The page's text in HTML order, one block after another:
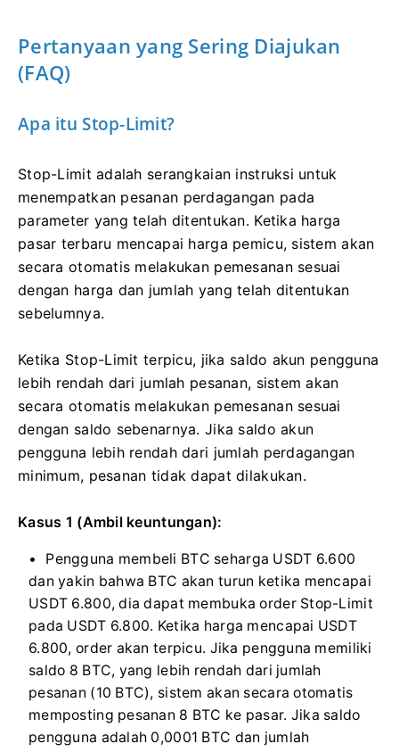
Pertanyaan yang Sering Diajukan
(FAQ)
Apa itu Stop-Limit?
Stop-Limit adalah serangkaian instruksi untuk
menempatkan pesanan perdagangan pada
parameter yang telah ditentukan. Ketika harga
pasar terbaru mencapai harga pemicu, sistem akan
secara otomatis melakukan pemesanan sesuai
dengan harga dan jumlah yang telah ditentukan
sebelumnya.
Ketika Stop-Limit terpicu, jika saldo akun pengguna
lebih rendah dari jumlah pesanan, sistem akan
secara otomatis melakukan pemesanan sesuai
dengan saldo sebenarnya. Jika saldo akun
pengguna lebih rendah dari jumlah perdagangan
minimum, pesanan tidak dapat dilakukan.
Kasus 1 (Ambil keuntungan):
Pengguna membeli BTC seharga USDT 6.600
dan yakin bahwa BTC akan turun ketika mencapai
USDT 6.800, dia dapat membuka order Stop-Limit
pada USDT 6.800. Ketika harga mencapai USDT
6.800, order akan terpicu. Jika pengguna memiliki
saldo 8 BTC, yang lebih rendah dari jumlah
pesanan (10 BTC), sistem akan secara otomatis
memposting pesanan 8 BTC ke pasar. Jika saldo
pengguna adalah 0,0001 BTC dan jumlah